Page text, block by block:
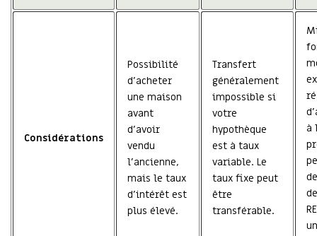
Considérations
Possibilité
d’acheter
une maison
avant
d’avoir
vendu
l’ancienne,
mais le taux
d’intérêt est
plus élevé.
Transfert
généralement
impossible si
votre
hypothèque
est à taux
variable. Le
taux fixe peut
être
transférable.
à